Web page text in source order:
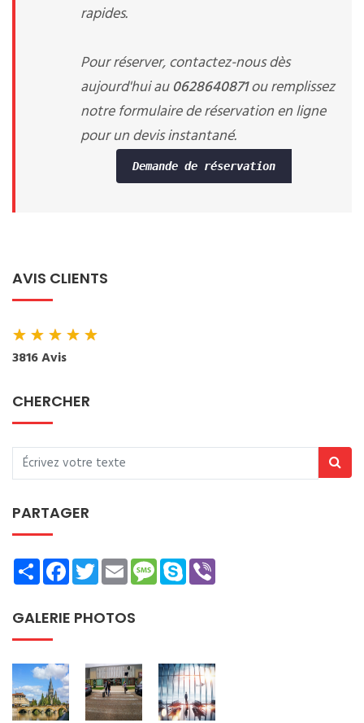
rapides.
Pour réserver, contactez-nous dès
aujourd'hui au0628640871ou remplissez
notre formulaire de réservation en ligne
pour un devis instantané.
Demande de réservation
AVIS CLIENTS
★★★★★
3816 Avis
CHERCHER
PARTAGER
ShareFacebookTwitterEmailMessage
Skype
GALERIE PHOTOS